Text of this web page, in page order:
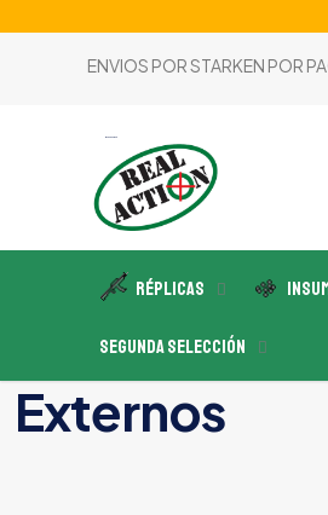
ENVIOS POR STARKEN POR
Réplicas
Segunda Selección
Externos